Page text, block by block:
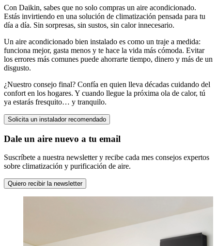
Con Daikin, sabes que no solo compras un aire acondicionado.
Estás invirtiendo en una solución de climatización pensada para tu
día a día. Sin sorpresas, sin sustos, sin calor innecesario.
Un aire acondicionado bien instalado es como un traje a medida:
funciona mejor, gasta menos y te hace la vida más cómoda. Evitar
los errores más comunes puede ahorrarte tiempo, dinero y más de un
disgusto.
¿Nuestro consejo final? Confía en quien lleva décadas cuidando del
confort en los hogares. Y cuando llegue la próxima ola de calor, tú
ya estarás fresquito… y tranquilo.
Solicita un instalador recomendado
Dale un aire nuevo a tu email
Suscríbete a nuestra newsletter y recibe cada mes consejos expertos
sobre climatización y purificación de aire.
Quiero recibir la newsletter